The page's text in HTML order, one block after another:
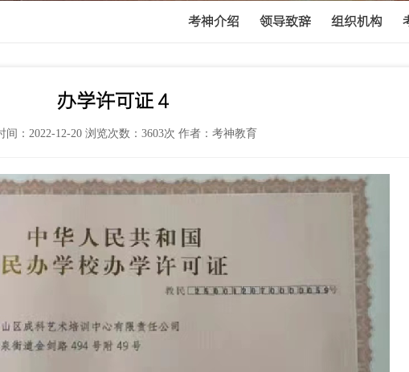
考神介绍 领导致辞 组织机构
办学许可证４
间：2022-12-20 浏览次数：3603次 作者：考神教育